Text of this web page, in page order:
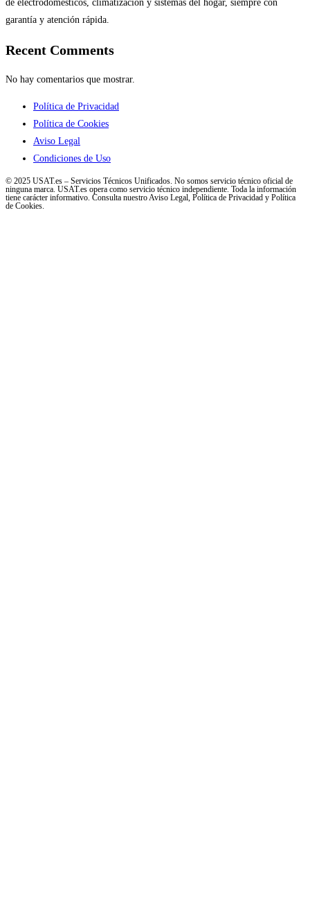
de electrodomésticos, climatización y sistemas del hogar, siempre con
garantía y atención rápida.
Recent Comments
No hay comentarios que mostrar.
Política de Privacidad
Política de Cookies
Aviso Legal
Condiciones de Uso
© 2025 USAT.es – Servicios Técnicos Unificados. No somos servicio técnico oficial de
ninguna marca. USAT.es opera como servicio técnico independiente. Toda la información
tiene carácter informativo. Consulta nuestro Aviso Legal, Política de Privacidad y Política
de Cookies.